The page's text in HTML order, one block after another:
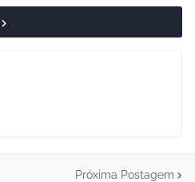
Próxima Postagem